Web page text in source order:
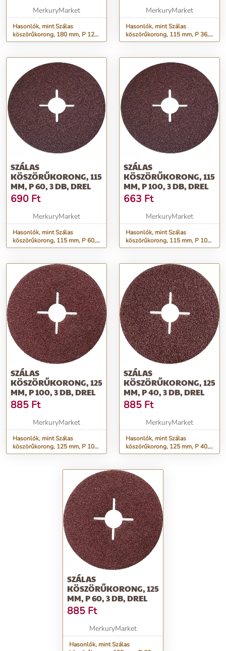
MerkuryMarket
Hasonlók, mint Szálas
köszörűkorong, 180 mm, P 120,
3 db, Drel
MerkuryMarket
Hasonlók, mint Szálas
köszörűkorong, 115 mm, P 36,
3 db, Drel
SZÁLAS
KÖSZÖRŰKORONG, 115
MM, P 60, 3 DB, DREL
690 Ft
MerkuryMarket
Hasonlók, mint Szálas
köszörűkorong, 115 mm, P 60,
3 db, Drel
SZÁLAS
KÖSZÖRŰKORONG, 115
MM, P 100, 3 DB, DREL
663 Ft
MerkuryMarket
Hasonlók, mint Szálas
köszörűkorong, 115 mm, P 100,
3 db, Drel
SZÁLAS
KÖSZÖRŰKORONG, 125
MM, P 100, 3 DB, DREL
885 Ft
MerkuryMarket
Hasonlók, mint Szálas
köszörűkorong, 125 mm, P 100,
3 db, Drel
SZÁLAS
KÖSZÖRŰKORONG, 125
MM, P 40, 3 DB, DREL
885 Ft
MerkuryMarket
Hasonlók, mint Szálas
köszörűkorong, 125 mm, P 40,
3 db, Drel
SZÁLAS
KÖSZÖRŰKORONG, 125
MM, P 60, 3 DB, DREL
885 Ft
MerkuryMarket
Hasonlók, mint Szálas